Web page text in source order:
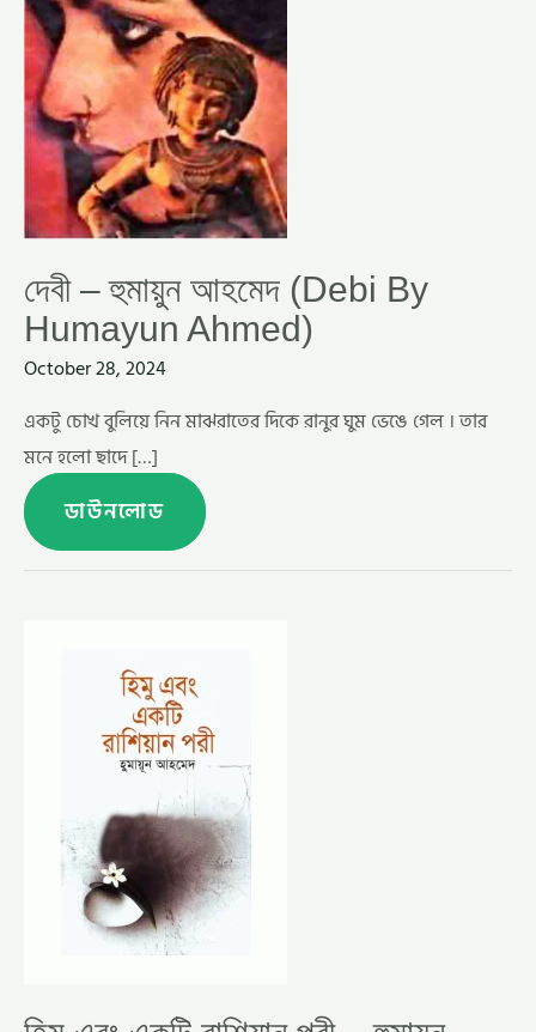
দেবী – হুমায়ুন আহমেদ (Debi By
Humayun Ahmed)
October 28, 2024
একটু চোখ বুলিয়ে নিন মাঝরাতের দিকে রানুর ঘুম ভেঙে গেল । তার
মনে হলো ছাদে […]
ডাউনলোড
রাশিয়ান
হুমায়ূন
আহমেদ
EBONG
EKTI
RUSSIAN
PORI
BY
HUMAYUN
AHMED)